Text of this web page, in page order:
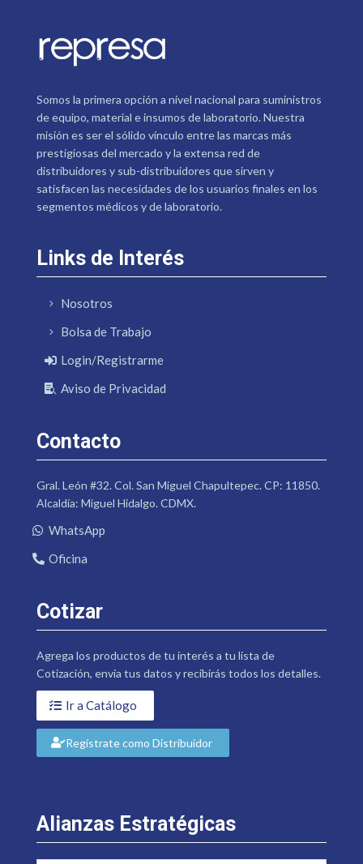
Somos la primera opción a nivel nacional para suministros
de equipo, material e insumos de laboratorio. Nuestra
misión es ser el sólido vínculo entre las marcas más
prestigiosas del mercado y la extensa red de
distribuidores y sub-distribuidores que sirven y
satisfacen las necesidades de los usuarios finales en los
segmentos médicos y de laboratorio.
Links de Interés
Nosotros
Bolsa de Trabajo
Login/Registrarme
Aviso de Privacidad
Contacto
Gral. León #32. Col. San Miguel Chapultepec. CP: 11850.
Alcaldía: Miguel Hidalgo. CDMX.
WhatsApp
Oficina
Cotizar
Agrega los productos de tu interés a tu lista de
Cotización, envía tus datos y recibirás todos los detalles.
Ir a Catálogo
Regístrate como Distribuidor
Alianzas Estratégicas